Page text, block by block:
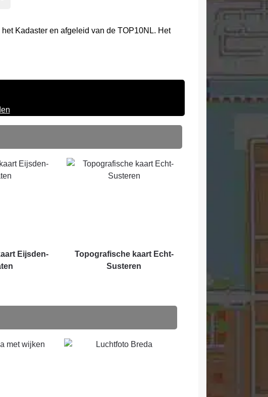
Kadaster en afgeleid van de TOP10NL. Het
Eijsden-
Topografische kaart Echt-
Susteren